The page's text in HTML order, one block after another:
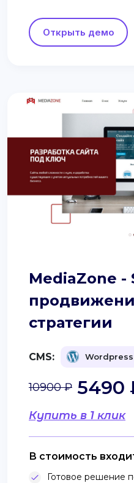
Открыть демо
MediaZone -
стратегии
CMS: Wordpress
Купить в 1 клик
10900 ₽ 5490
В стоимость
Готовое решение